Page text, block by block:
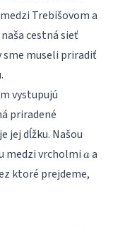
Trebišovom a
cestná sieť
sme museli priradiť
vystupujú
priradené
jej dĺžku. Našou
medzi vrcholmia
aa
ktoré prejdeme,